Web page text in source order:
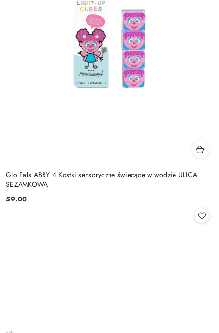
Glo Pals ABBY 4 Kostki sensoryczne świecące w wodzie ULICA
SEZAMKOWA
Cena:
59.00